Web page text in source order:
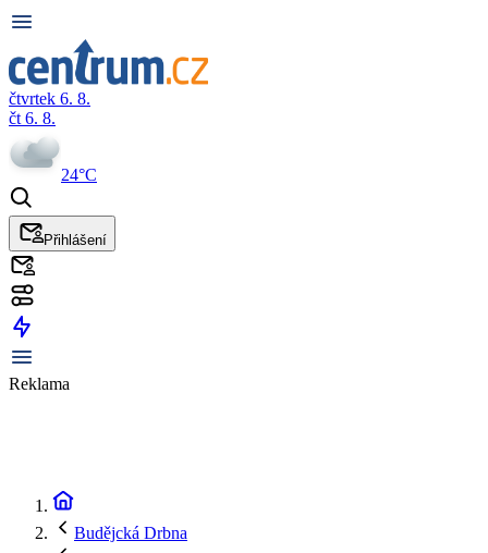
čtvrtek 6. 8.
čt 6. 8.
24°C
Přihlášení
Reklama
Budějcká Drbna